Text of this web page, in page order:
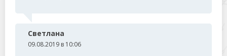
Светлана
09.08.2019 в 10:06